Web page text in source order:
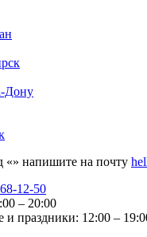
Дону
«» напишите на почту
12-50
– 20:00
праздники: 12:00 –